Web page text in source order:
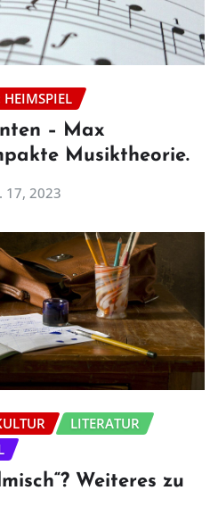
– Max
Musiktheorie.
17, 2023
LITERATUR
Weiteres zu